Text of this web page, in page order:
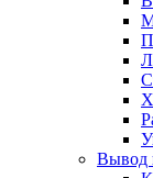
Вывод